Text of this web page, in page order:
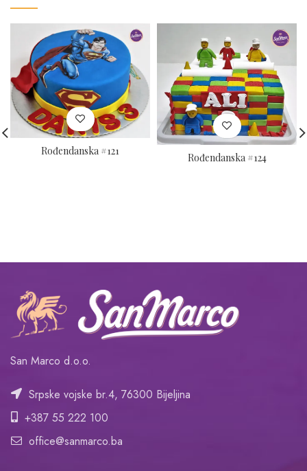
Rođendanska #121
Rođendanska #124
San Marco d.o.o.
Srpske vojske br.4, 76300 Bijeljina
+387 55 222 100
office@sanmarco.ba